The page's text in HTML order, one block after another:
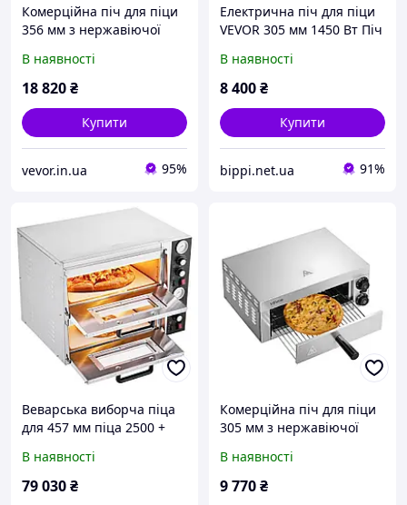
Комерційна піч для піци
356 мм з нержавіючої
Vevor 713246
В наявності
18 820₴
Купити
vevor.in.ua 95%
Електрична піч для піци
VEVOR 305 мм 1450 Вт Піч
випікання піци Чорний
колір 908776
В наявності
8 400₴
Купити
bippi.net.ua 91%
Веварська виборча піца
для 457 мм піца 2500 +
двигун піци з контролем
часу та температури та
В наявності
79 030₴
Комерційна піч для піци
305 мм з нержавіючої
Vevor 512218
В наявності
9 770₴